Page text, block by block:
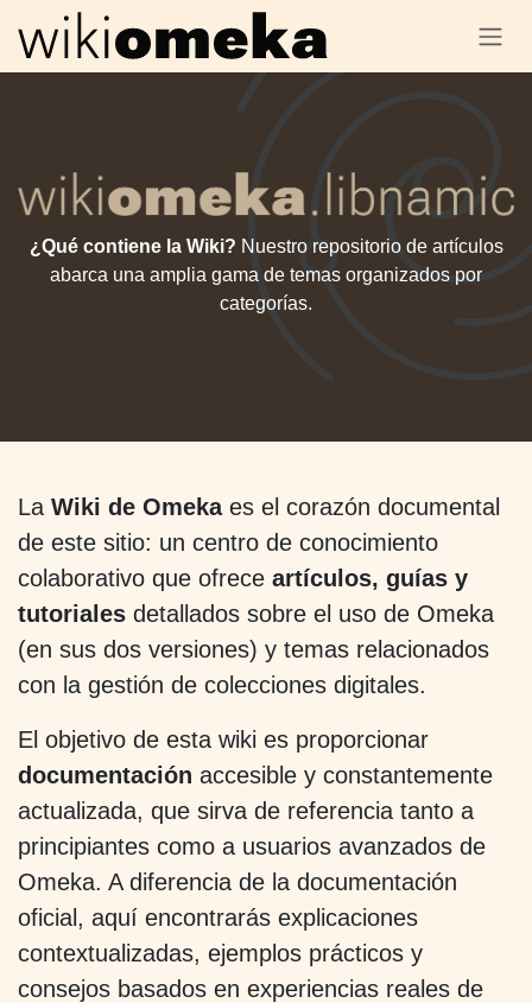
SKIP TO CONTENT
¿Qué contiene la Wiki? Nuestro repositorio de artículos
abarca una amplia gama de temas organizados por
categorías.
La Wiki de Omekaes el corazón documental
de este sitio: un centro de conocimiento
colaborativo que ofrece artículos, guías y
tutoriales detallados sobre el uso de Omeka
(en sus dos versiones) y temas relacionados
con la gestión de colecciones digitales.
El objetivo de esta wiki es proporcionar
documentación accesible y constantemente
actualizada, que sirva de referencia tanto a
principiantes como a usuarios avanzados de
Omeka. A diferencia de la documentación
oficial, aquí encontrarás explicaciones
contextualizadas, ejemplos prácticos y
consejos basados en experiencias reales de